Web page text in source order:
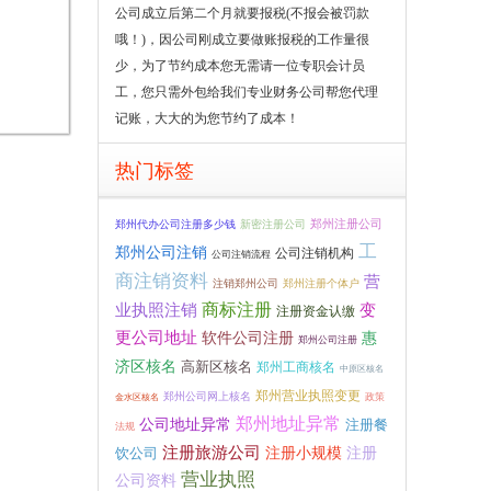
公司成立后第二个月就要报税(不报会被罚款
哦！)，因公司刚成立要做账报税的工作量很
少，为了节约成本您无需请一位专职会计员
工，您只需外包给我们专业财务公司帮您代理
记账，大大的为您节约了成本！
热门标签
郑州代办公司注册多少钱 新密注册公司 郑州注册公司
郑州公司注销 公司注销流程 公司注销机构 工
商注销资料 注销郑州公司 郑州注册个体户 营
业执照注销 商标注册 注册资金认缴 变
更公司地址 软件公司注册 郑州公司注册 惠
济区核名 高新区核名 郑州工商核名 中原区核名
金水区核名 郑州公司网上核名 郑州营业执照变更 政策
法规 公司地址异常 郑州地址异常 注册餐
饮公司 注册旅游公司 注册小规模 注册
公司资料 营业执照